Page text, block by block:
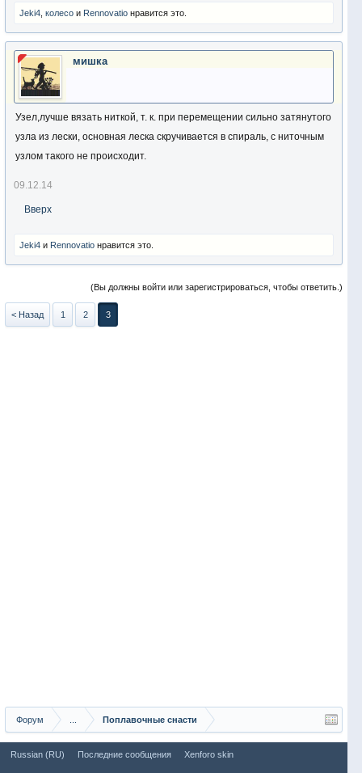
Jeki4 колесо и Rennovatio нравится это.
мишка
Узел,лучше вязать ниткой, т. к. при перемещении сильно затянутого
узла из лески, основная леска скручивается в спираль, с ниточным
узлом такого не происходит.
09.12.14
Вверх
Jeki4 и Rennovatio нравится это.
(Вы должны войти или зарегистрироваться, чтобы ответить.)
< Назад 1 2 3
Форум Поплавочные снасти
Russian (RU) Последние сообщения Xenforo skin